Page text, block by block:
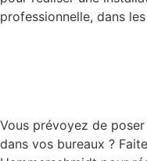
professionnelle, dans
Vous prévoyez de
dans vos bureaux ?